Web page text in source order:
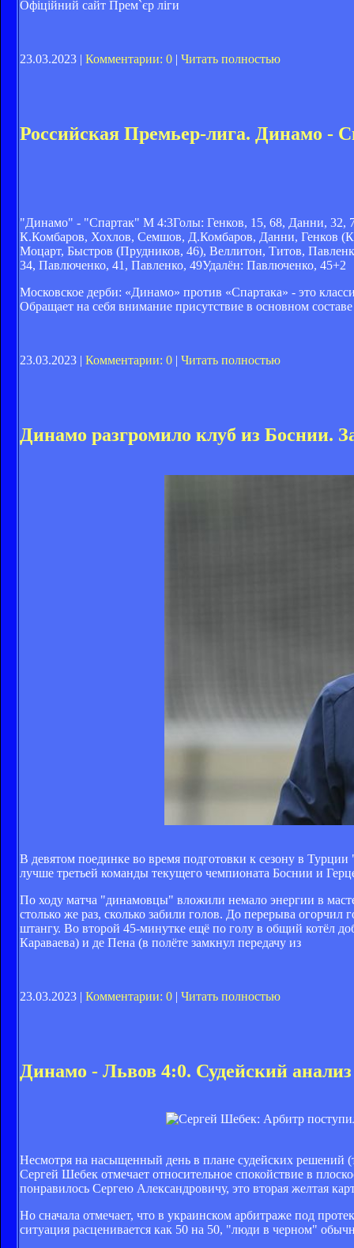
Офіційний сайт Прем`єр ліги
23.03.2023 | Комментарии: 0 | Читать полностью
Российская Премьер-лига. Динамо -
"Динамо" - "Спартак" М 4:3Голы: Генков, 15, 68, Данни, 32,
К.Комбаров, Хохлов, Семшов, Д.Комбаров, Данни, Генков
Моцарт, Быстров (Прудников, 46), Веллитон, Титов,
34, Павлюченко, 41, Павленко, 49Удалён: Павлюченко, 45+2
Московское дерби: «Динамо» против «Спартака» - это
Обращает на себя внимание присутствие в основном составе
23.03.2023 | Комментарии: 0 | Читать полностью
Динамо разгромило клуб из Боснии.
В девятом поединке во время подготовки к сезону в
лучше третьей команды текущего чемпионата Боснии и
По ходу матча "динамовцы" вложили немало энергии в
столько же раз, сколько забили голов. До перерыва
штангу. Во второй 45-минутке ещё по голу в общий котёл
Караваева) и де Пена (в полёте замкнул передачу из
23.03.2023 | Комментарии: 0 Читать полностью
Динамо - Львов 4:0. Судейский
Несмотря на насыщенный день в плане судейских решений
Сергей Шебек отмечает относительное спокойствие в
понравилось Сергею Александровичу, это вторая желтая
Но сначала отмечает, что в украинском арбитраже под
ситуация расценивается как 50 на 50, "люди в черном"